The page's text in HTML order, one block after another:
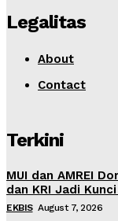
Legalitas
About
Contact
Terkini
MUI dan AMREI
dan KRI Jadi
EKBIS August 7, 2026